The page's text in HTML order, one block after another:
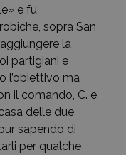
e fu
sopra San
la
partigiani e
l’obiettivo ma
il comando, C. e
delle due
sapendo di
per qualche